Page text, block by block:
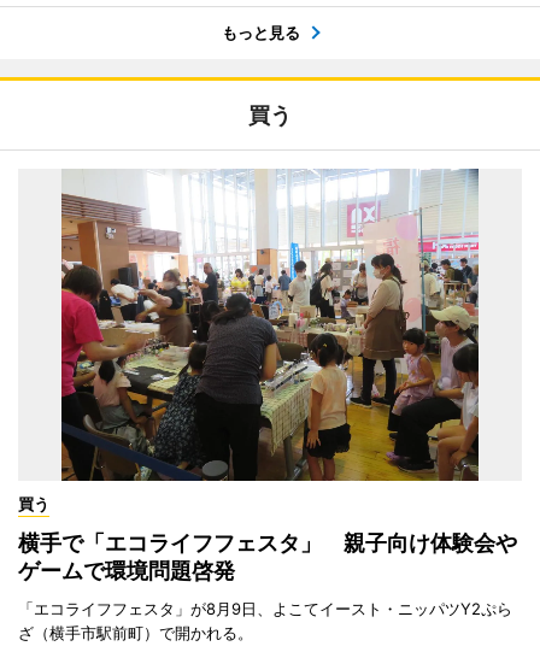
もっと見る
買う
買う
横手で「エコライフフェスタ」 親子向け体験会や
ゲームで環境問題啓発
「エコライフフェスタ」が8月9日、よこてイースト・ニッパツY2ぷら
ざ（横手市駅前町）で開かれる。